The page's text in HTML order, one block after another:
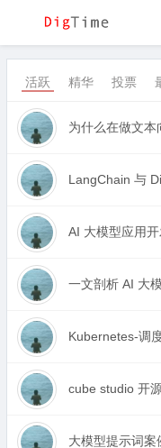
活跃 精华 投票
为什么在做文本
LangChain 与
AI 大模型应用
一文剖析 AI 大
Kubernetes-调
cube studio 开
大模型提示词案